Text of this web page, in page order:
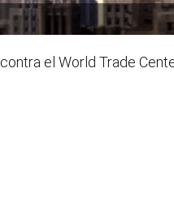
el World Trade